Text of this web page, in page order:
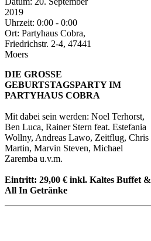
2019
Uhrzeit: 0:00 - 0:00
Ort: Partyhaus Cobra,
Friedrichstr. 2-4, 47441
Moers
DIE GROSSE
GEBURTSTAGSPARTY IM
PARTYHAUS COBRA
Mit dabei sein werden: Noel Terhorst,
Ben Luca, Rainer Stern feat. Estefania
Wollny, Andreas Lawo, Zeitflug, Chris
Martin, Marvin Steven, Michael
Zaremba u.v.m.
Eintritt: 29,00 € inkl. Kaltes Buffet &
All In Getränke